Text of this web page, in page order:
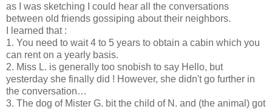
as I was sketching I could hear all the conversations
between old friends gossiping about their neighbors.
I learned that :
1. You need to wait 4 to 5 years to obtain a cabin which you
can rent on a yearly basis.
2. Miss L. is generally too snobish to say Hello, but
yesterday she finally did ! However, she didn't go further in
the conversation…
3. The dog of Mister G. bit the child of N. and (the animal) got